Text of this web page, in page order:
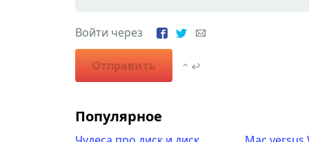
Войти через
Отправить ⌃ ↩
Популярное